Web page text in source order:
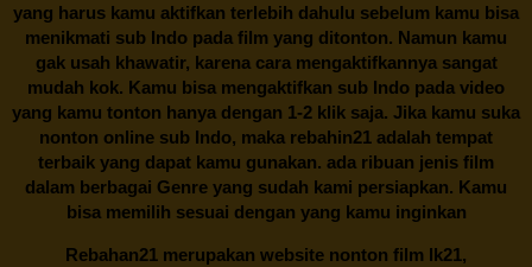
yang harus kamu aktifkan terlebih dahulu sebelum kamu bisa
menikmati sub Indo pada film yang ditonton. Namun kamu
gak usah khawatir, karena cara mengaktifkannya sangat
mudah kok. Kamu bisa mengaktifkan sub Indo pada video
yang kamu tonton hanya dengan 1-2 klik saja. Jika kamu suka
nonton online sub Indo, maka rebahin21 adalah tempat
terbaik yang dapat kamu gunakan. ada ribuan jenis film
dalam berbagai Genre yang sudah kami persiapkan. Kamu
bisa memilih sesuai dengan yang kamu inginkan
Rebahan21 merupakan website nonton film lk21,